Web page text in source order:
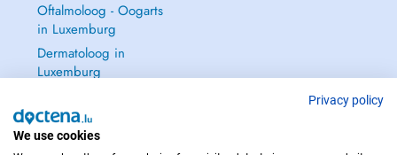
Oftalmoloog - Oogarts
in Luxemburg
Dermatoloog in
Luxemburg
Gynaecoloog in
Luxemburg
Privacy policy
We use cookies